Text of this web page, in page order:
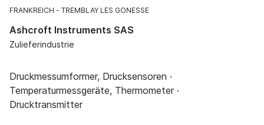
FRANKREICH TREMBLAY LES GONESSE
Ashcroft Instruments SAS
Zulieferindustrie
Druckmessumformer, Drucksensoren ·
Temperaturmessgeräte, Thermometer ·
Drucktransmitter